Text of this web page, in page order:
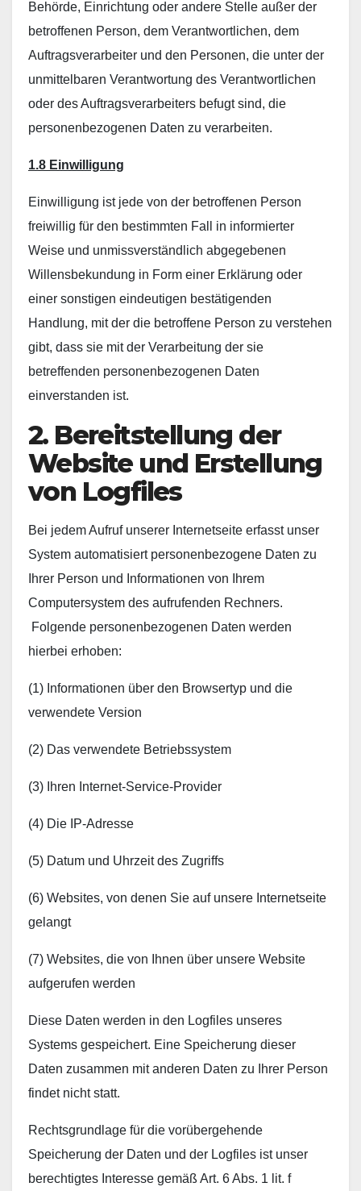
Behörde, Einrichtung oder andere Stelle außer der
betroffenen Person, dem Verantwortlichen, dem
Auftragsverarbeiter und den Personen, die unter der
unmittelbaren Verantwortung des Verantwortlichen
oder des Auftragsverarbeiters befugt sind, die
personenbezogenen Daten zu verarbeiten.
1.8 Einwilligung
Einwilligung ist jede von der betroffenen Person
freiwillig für den bestimmten Fall in informierter
Weise und unmissverständlich abgegebenen
Willensbekundung in Form einer Erklärung oder
einer sonstigen eindeutigen bestätigenden
Handlung, mit der die betroffene Person zu verstehen
gibt, dass sie mit der Verarbeitung der sie
betreffenden personenbezogenen Daten
einverstanden ist.
2. Bereitstellung der
Website und Erstellung
von Logfiles
Bei jedem Aufruf unserer Internetseite erfasst unser
System automatisiert personenbezogene Daten zu
Ihrer Person und Informationen von Ihrem
Computersystem des aufrufenden Rechners.
Folgende personenbezogenen Daten werden
hierbei erhoben:
(1) Informationen über den Browsertyp und die
verwendete Version
(2) Das verwendete Betriebssystem
(3) Ihren Internet-Service-Provider
(4) Die IP-Adresse
(5) Datum und Uhrzeit des Zugriffs
(6) Websites, von denen Sie auf unsere Internetseite
gelangt
(7) Websites, die von Ihnen über unsere Website
aufgerufen werden
Diese Daten werden in den Logfiles unseres
Systems gespeichert. Eine Speicherung dieser
Daten zusammen mit anderen Daten zu Ihrer Person
findet nicht statt.
Rechtsgrundlage für die vorübergehende
Speicherung der Daten und der Logfiles ist unser
berechtigtes Interesse gemäß Art. 6 Abs. 1 lit. f